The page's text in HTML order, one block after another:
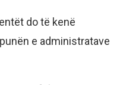
do të kenë
e administratave